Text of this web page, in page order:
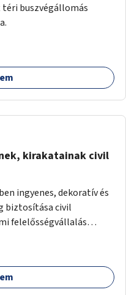
buszvégállomás
kirakatainak civil
ingyenes, dekoratív és
biztosítása civil
felelősségvállalás
lehetőséggel
díjak nélkül, a